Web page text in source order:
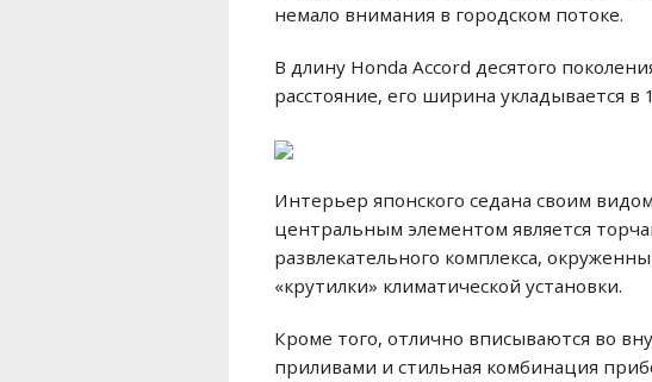
немало внимания в городском потоке.
В длину Honda Accord десятого
расстояние, его ширина укладывается
Интерьер японского седана своим
центральным элементом является
развлекательного комплекса,
«крутилки» климатической установки.
Кроме того, отлично вписываются во
приливами и стильная комбинация